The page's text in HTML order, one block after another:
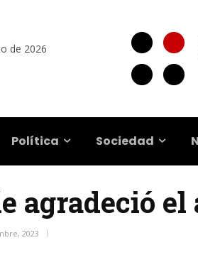
de 2026
Política Sociedad
agradeció
2023